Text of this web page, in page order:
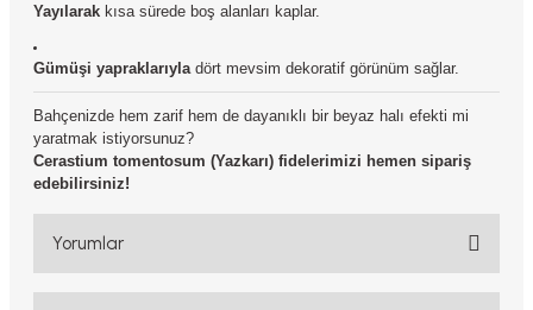
Yayılarak kısa sürede boş alanları kaplar.
Gümüşi yapraklarıyla dört mevsim dekoratif görünüm sağlar.
Bahçenizde hem zarif hem de dayanıklı bir beyaz halı efekti mi
yaratmak istiyorsunuz?
Cerastium tomentosum (Yazkarı) fidelerimizi hemen sipariş
edebilirsiniz!
Yorumlar